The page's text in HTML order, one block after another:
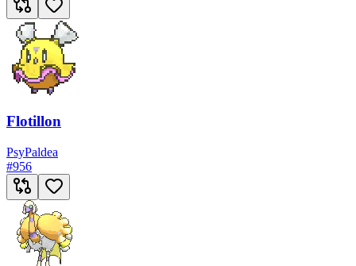
Flotillon
PsyPaldea
#956